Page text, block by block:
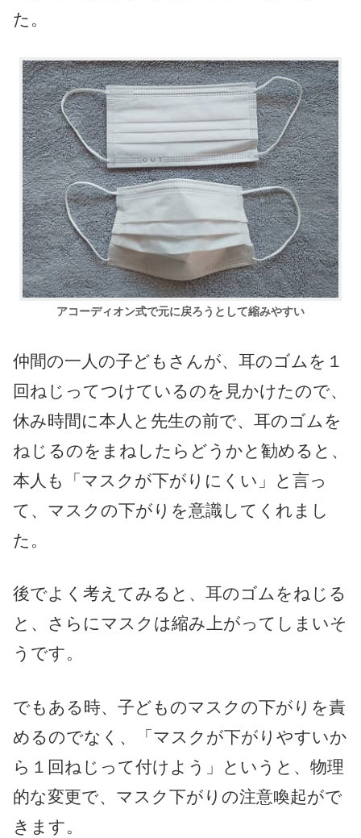
た。
アコーディオン式で元に戻ろうとして縮みやすい
仲間の一人の子どもさんが、耳のゴムを１
回ねじってつけているのを見かけたので、
休み時間に本人と先生の前で、耳のゴムを
ねじるのをまねしたらどうかと勧めると、
本人も「マスクが下がりにくい」と言っ
て、マスクの下がりを意識してくれまし
た。
後でよく考えてみると、耳のゴムをねじる
と、さらにマスクは縮み上がってしまいそ
うです。
でもある時、子どものマスクの下がりを責
めるのでなく、「マスクが下がりやすいか
ら１回ねじって付けよう」というと、物理
的な変更で、マスク下がりの注意喚起がで
きます。